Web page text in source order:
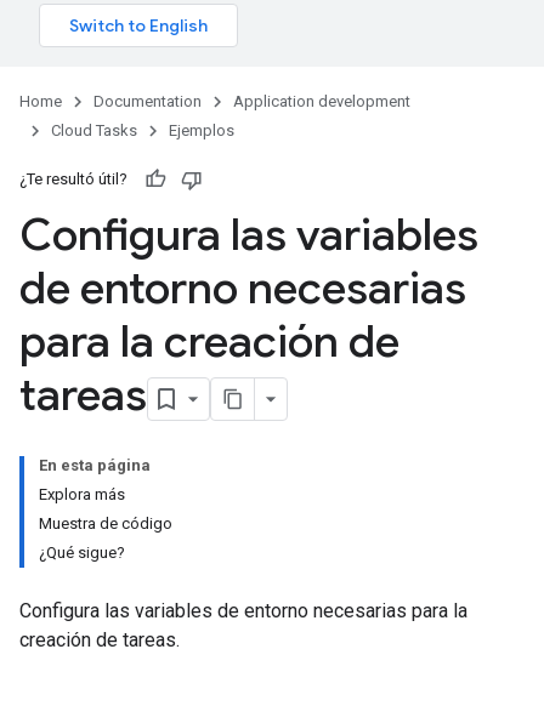
Home Documentation
Application development
Cloud Tasks
Ejemplos
¿Te resultó útil?
Configura las variables
de entorno necesarias
para la creación de
tareas
En esta página
Explora más
Muestra de código
¿Qué sigue?
Configura las variables de entorno necesarias para la
creación de tareas.